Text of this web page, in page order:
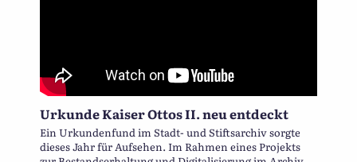
Urkunde Kaiser Ottos II. neu entdeckt
Ein Urkundenfund im Stadt- und Stiftsarchiv sorgte
dieses Jahr für Aufsehen. Im Rahmen eines Projekts